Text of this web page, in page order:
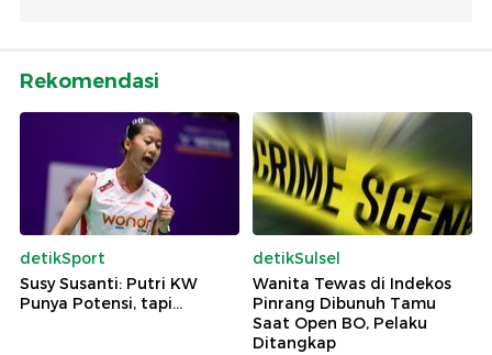
Rekomendasi
detikSport
Susy Susanti: Putri KW
Punya Potensi, tapi...
detikSulsel
Wanita Tewas di Indekos
Pinrang Dibunuh Tamu
Saat Open BO, Pelaku
Ditangkap